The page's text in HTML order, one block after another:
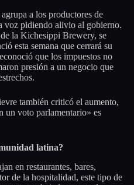
a los productores de
voz pidiendo alivio al gobierno.
la Kichesippi Brewery, se
esta semana que cerrará su
que los impuestos no
presión a un negocio que
también criticó el aumento,
un voto parlamentario» es
latina?
en restaurantes, bares,
de la hospitalidad, este tipo de